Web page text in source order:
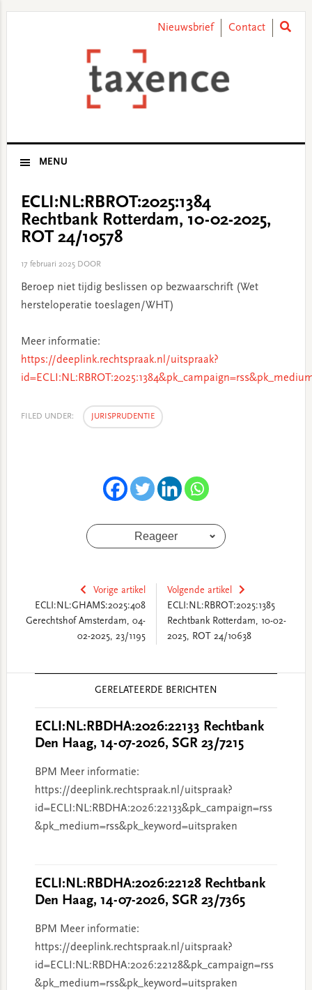
Nieuwsbrief Contact
MENU
ECLI:NL:RBROT:2025:1384
Rechtbank Rotterdam, 10-02-2025,
ROT 24/10578
17 februari 2025DOOR
Beroep niet tijdig beslissen op bezwaarschrift (Wet
hersteloperatie toeslagen/WHT)
Meer informatie:
https://deeplink.rechtspraak.nl/uitspraak?
FILED UNDER: JURISPRUDENTIE
Reageer
Vorige artikel
ECLI:NL:GHAMS:2025:408
Gerechtshof Amsterdam, 04-
02-2025, 23/1195
Volgende artikel
ECLI:NL:RBROT:2025:1385
Rechtbank Rotterdam, 10-02-
2025, ROT 24/10638
GERELATEERDE BERICHTEN
ECLI:NL:RBDHA:2026:22133 Rechtbank
Den Haag, 14-07-2026, SGR 23/7215
BPM Meer informatie:
https://deeplink.rechtspraak.nl/uitspraak?
id=ECLI:NL:RBDHA:2026:22133&pk_campaign=rss
&pk_medium=rss&pk_keyword=uitspraken
ECLI:NL:RBDHA:2026:22128 Rechtbank
Den Haag, 14-07-2026, SGR 23/7365
BPM Meer informatie:
https://deeplink.rechtspraak.nl/uitspraak?
id=ECLI:NL:RBDHA:2026:22128&pk_campaign=rss
&pk_medium=rss&pk_keyword=uitspraken